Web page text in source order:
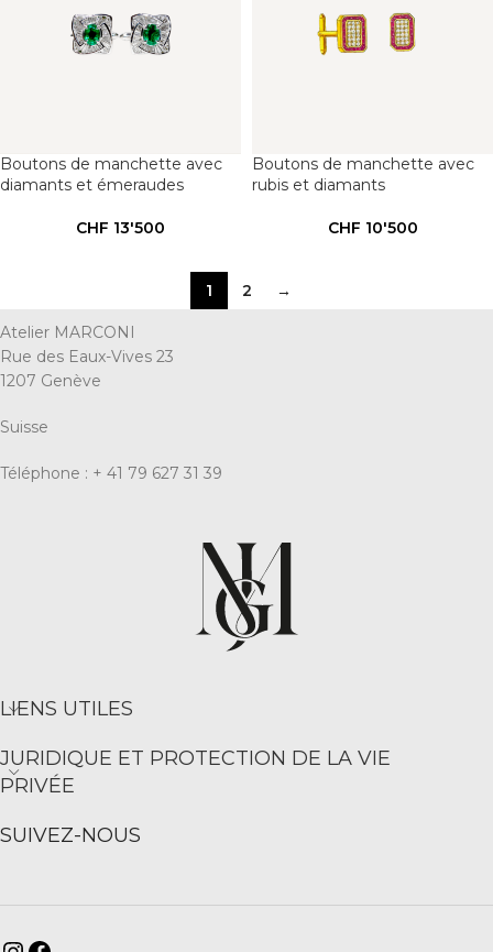
Boutons de manchette avec
diamants et émeraudes
CHF 13'500
Boutons de manchette avec
rubis et diamants
CHF 10'500
1 2 →
Atelier MARCONI
Rue des Eaux-Vives 23
1207 Genève
Suisse
Téléphone : + 41 79 627 31 39
LIENS UTILES
JURIDIQUE ET PROTECTION DE LA VIE
PRIVÉE
SUIVEZ-NOUS